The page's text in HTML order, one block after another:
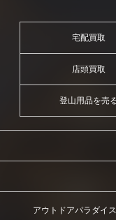
宅配買取
店頭買取
登山用品を売
アウトドアパラダイ